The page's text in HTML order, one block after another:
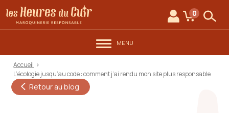
Les Heures du Cuir
MENU
Mon compte
0
Mon
Accueil >
L’écologie jusqu’au code : comment j’ai rendu mon site plus responsable
Retour au blog